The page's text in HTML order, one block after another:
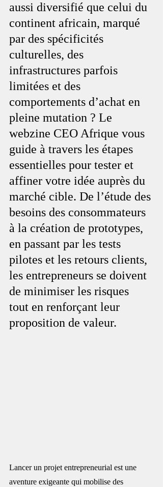
aussi diversifié que celui du
continent africain, marqué
par des spécificités
culturelles, des
infrastructures parfois
limitées et des
comportements d’achat en
pleine mutation ? Le
webzine CEO Afrique vous
guide à travers les étapes
essentielles pour tester et
affiner votre idée auprès du
marché cible. De l’étude des
besoins des consommateurs
à la création de prototypes,
en passant par les tests
pilotes et les retours clients,
les entrepreneurs se doivent
de minimiser les risques
tout en renforçant leur
proposition de valeur.
Lancer un projet entrepreneurial est une
aventure exigeante qui mobilise des